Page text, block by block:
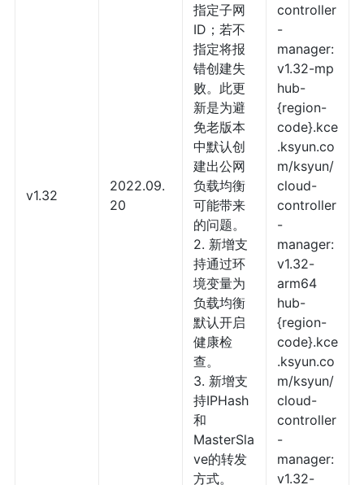
v1.32
2022.09.
20
指定子网
ID；若不
指定将报
错创建失
败。此更
新是为避
免老版本
中默认创
建出公网
负载均衡
可能带来
的问题。
2. 新增支
持通过环
境变量为
负载均衡
默认开启
健康检
查。
3. 新增支
持IPHash
和
MasterSla
ve的转发
方式。
controller
-
manager:
v1.32-mp
hub-
{region-
code}.kce
.ksyun.co
m/ksyun/
cloud-
controller
-
manager:
v1.32-
arm64
hub-
{region-
code}.kce
.ksyun.co
m/ksyun/
cloud-
controller
-
manager:
v1.32-